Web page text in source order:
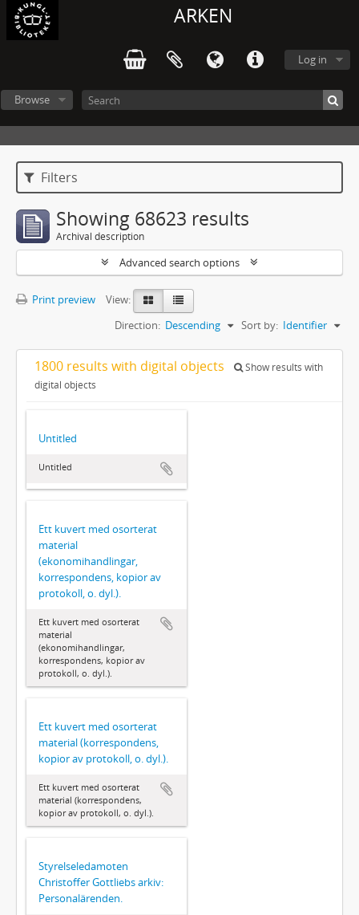
ARKEN
Log in
Browse
Filters
Showing 68623 results
Archival description
Advanced search options
Print preview
View:
Sort by: Identifier
Direction: Descending
1800 results with digital objects
Show results with
digital objects
Untitled
Untitled
Ett kuvert med osorterat
material
(ekonomihandlingar,
korrespondens, kopior av
protokoll, o. dyl.).
Ett kuvert med osorterat
material
(ekonomihandlingar,
korrespondens, kopior av
protokoll, o. dyl.).
Ett kuvert med osorterat
material (korrespondens,
kopior av protokoll, o. dyl.).
Ett kuvert med osorterat
material (korrespondens,
kopior av protokoll, o. dyl.).
Styrelseledamoten
Christoffer Gottliebs arkiv:
Personalärenden.